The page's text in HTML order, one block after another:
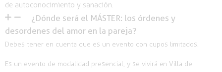
de autoconocimiento y sanación.
¿Dónde será el MÁSTER: los órdenes y
desordenes del amor en la pareja?
Debes tener en cuenta que es un evento con cupos limitados.
Es un evento de modalidad presencial, y se vivirá en Villa de